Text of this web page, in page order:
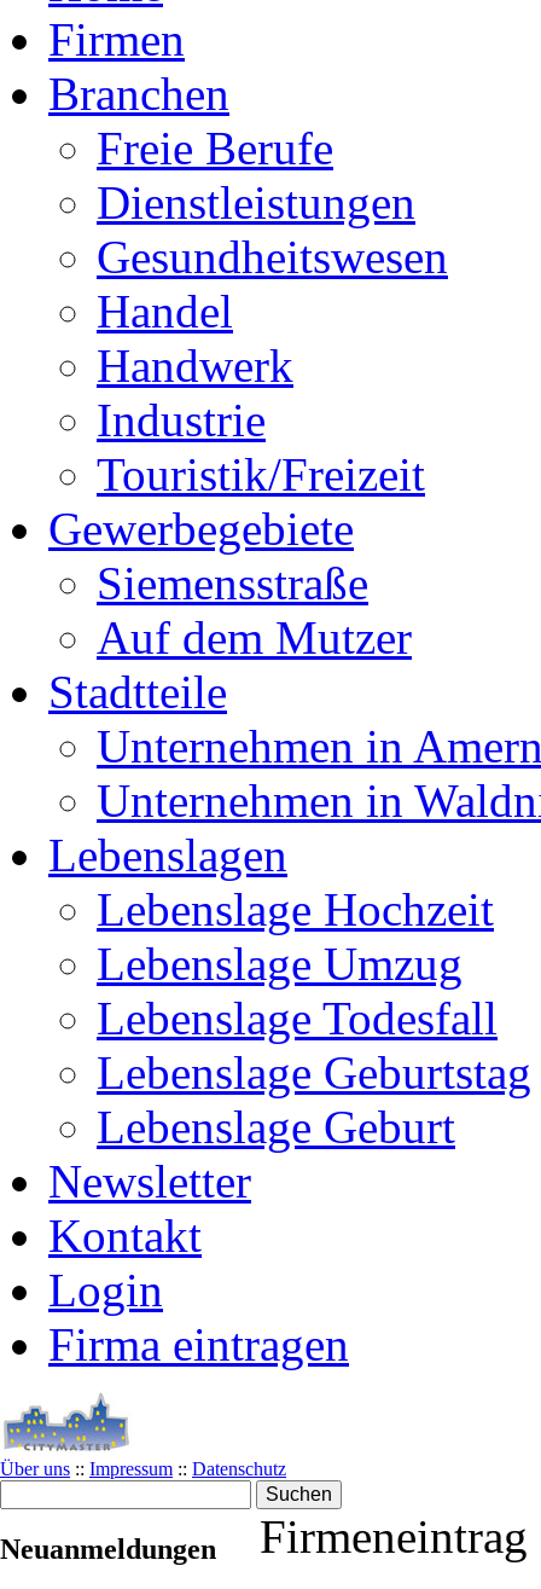
Firmen
Branchen
Freie Berufe
Dienstleistungen
Gesundheitswesen
Handel
Handwerk
Industrie
Touristik/Freizeit
Gewerbegebiete
Siemensstraße
Auf dem Mutzer
Stadtteile
Unternehmen in
Unternehmen in
Lebenslagen
Lebenslage Hochzeit
Lebenslage Umzug
Lebenslage Todesfall
Lebenslage Geburtstag
Lebenslage Geburt
Newsletter
Kontakt
Login
Firma eintragen
Über uns :: Impressum :: Datenschutz
Neuanmeldungen Firmeneintrag